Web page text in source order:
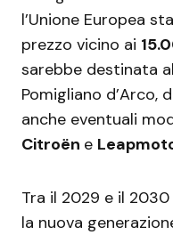
l’Unione Europea
prezzo vicino ai
sarebbe destinata
Pomigliano d’Arco,
anche eventuali
Citroën e
Tra il 2029 e il
la nuova